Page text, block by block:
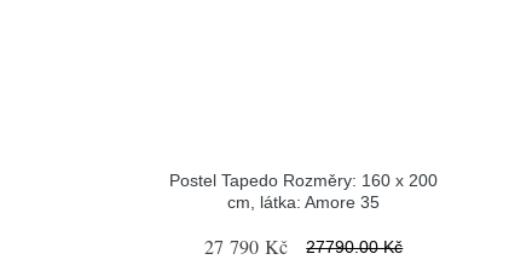
Postel Tapedo Rozměry: 160 x 200
cm, látka: Amore 35
27 790 Kč 27790.00 Kč